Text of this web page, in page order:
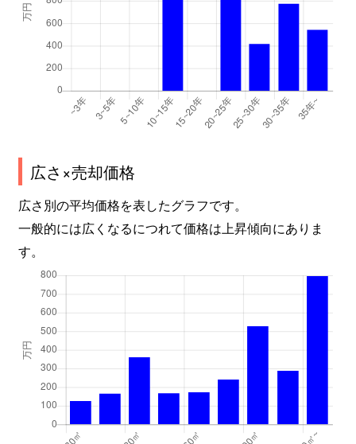
広さ×売却価格
広さ別の平均価格を表したグラフです。
一般的には広くなるにつれて価格は上昇傾向にありま
す。